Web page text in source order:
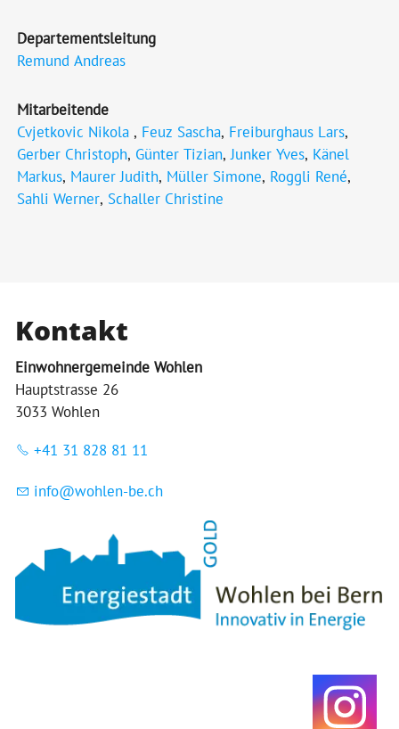
Departementsleitung
Remund Andreas
Mitarbeitende
Cvjetkovic Nikola , Feuz Sascha, Freiburghaus Lars,
Gerber Christoph, Günter Tizian,Junker Yves, Känel
Markus, Maurer Judith, Müller Simone, Roggli René,
Sahli Werner, Schaller Christine
Kontakt
Einwohnergemeinde Wohlen
Hauptstrasse 26
3033 Wohlen
+41 31 828 81 11
nf w hl n-b ch